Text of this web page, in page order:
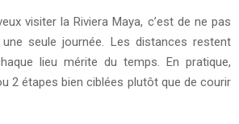
visiter la Riviera Maya, c’est de ne pas
seule journée. Les distances restent
lieu mérite du temps. En pratique,
2 étapes bien ciblées plutôt que de courir